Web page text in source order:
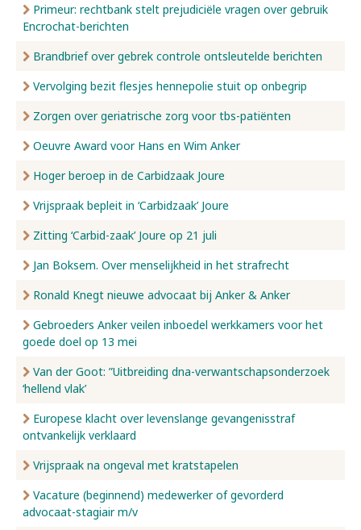
Primeur: rechtbank stelt prejudiciële vragen over gebruik
Encrochat-berichten
Brandbrief over gebrek controle ontsleutelde berichten
Vervolging bezit flesjes hennepolie stuit op onbegrip
Zorgen over geriatrische zorg voor tbs-patiënten
Oeuvre Award voor Hans en Wim Anker
Hoger beroep in de Carbidzaak Joure
Vrijspraak bepleit in ‘Carbidzaak’ Joure
Zitting ‘Carbid-zaak’ Joure op 21 juli
Jan Boksem. Over menselijkheid in het strafrecht
Ronald Knegt nieuwe advocaat bij Anker & Anker
Gebroeders Anker veilen inboedel werkkamers voor het
goede doel op 13 mei
Van der Goot: ”Uitbreiding dna-verwantschapsonderzoek
‘hellend vlak’
Europese klacht over levenslange gevangenisstraf
ontvankelijk verklaard
Vrijspraak na ongeval met kratstapelen
Vacature (beginnend) medewerker of gevorderd
advocaat-stagiair m/v